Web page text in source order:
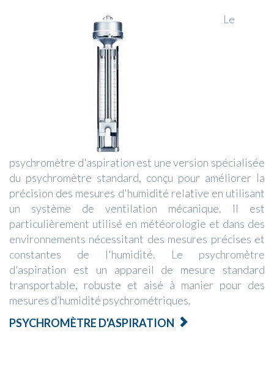
Le
psychromètre d'aspiration est une version spécialisée
du psychromètre standard, conçu pour améliorer la
précision des mesures d'humidité relative en utilisant
un système de ventilation mécanique. Il est
particulièrement utilisé en météorologie et dans des
environnements nécessitant des mesures précises et
constantes de l'humidité. Le psychromètre
d'aspiration est un appareil de mesure standard
transportable, robuste et aisé à manier pour des
mesures d’humidité psychrométriques.
PSYCHROMÈTRE D'ASPIRATION